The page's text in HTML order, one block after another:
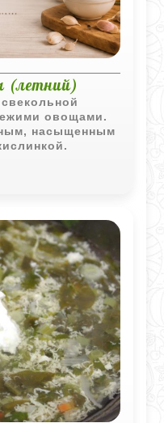
(летний)
овощами.
насыщенным